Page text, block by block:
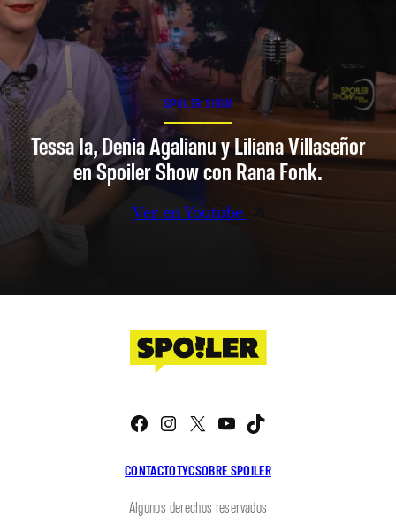
SPOILER SHOW
Tessa Ia, Denia Agalianu y Liliana Villaseñor
en Spoiler Show con Rana Fonk.
Ver en Youtube
CONTACTOTYCSOBRE SPOILER
Facebook
Instagram
X YouTube
Algunos derechos reservados